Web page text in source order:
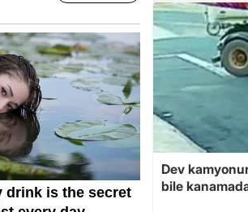
Dev
bile